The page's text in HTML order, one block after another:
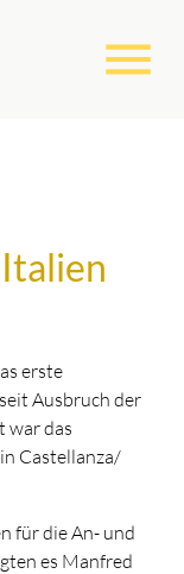
menu
erste
Ausbruch der
war das
Castellanza/
für die An- und
es Manfred